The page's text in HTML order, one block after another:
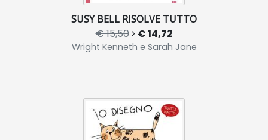
SUSY BELL RISOLVE TUTTO
€ 15,50 € 14,72
Wright Kenneth e Sarah Jane